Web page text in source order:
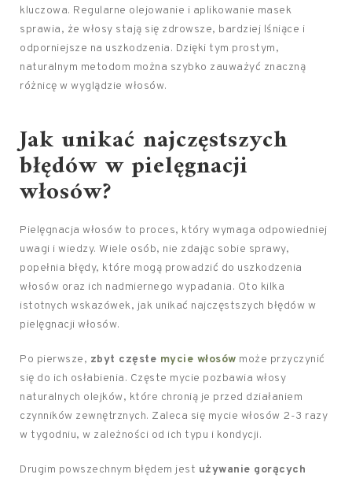
kluczowa. Regularne olejowanie i aplikowanie masek
sprawia, że włosy stają się zdrowsze, bardziej lśniące i
odporniejsze na uszkodzenia. Dzięki tym prostym,
naturalnym metodom można szybko zauważyć znaczną
różnicę w wyglądzie włosów.
Jak unikać najczęstszych
błędów wpielęgnacji
włosów?
Pielęgnacja włosów to proces, który wymaga odpowiedniej
uwagi i wiedzy. Wiele osób, nie zdając sobie sprawy,
popełnia błędy, które mogą prowadzić do uszkodzenia
włosów oraz ich nadmiernego wypadania. Oto kilka
istotnych wskazówek, jak unikać najczęstszych błędów w
pielęgnacji włosów.
Po pierwsze, zbyt częste mycie włosów może przyczynić
się do ich osłabienia. Częste mycie pozbawia włosy
naturalnych olejków, które chronią je przed działaniem
czynników zewnętrznych. Zaleca się mycie włosów 2-3 razy
w tygodniu, w zależności od ich typu i kondycji.
Drugim powszechnym błędem jest używanie gorących